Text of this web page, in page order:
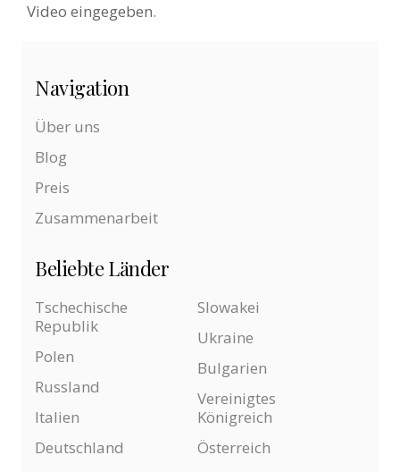
Video eingegeben.
Navigation
Über uns
Blog
Preis
Zusammenarbeit
Beliebte Länder
Tschechische
Republik
Polen
Russland
Italien
Deutschland
Slowakei
Ukraine
Bulgarien
Vereinigtes
Königreich
Österreich